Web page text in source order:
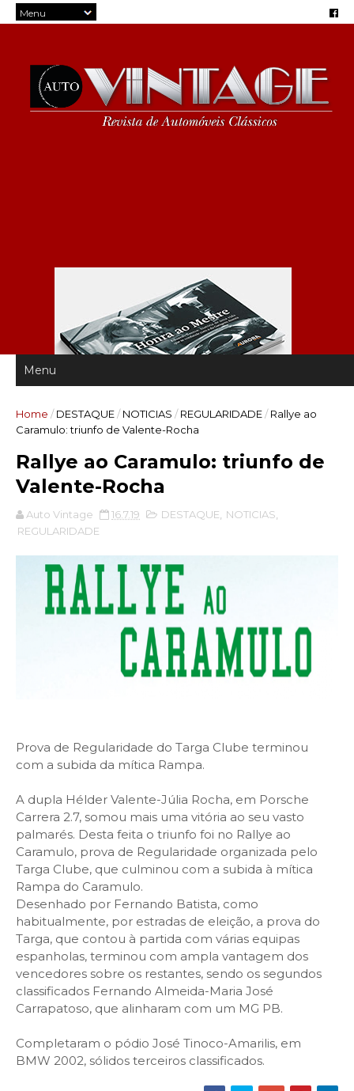
Home / DESTAQUE/ NOTICIAS / REGULARIDADE/ Rallye ao
Caramulo: triunfo de Valente-Rocha
Rallye ao Caramulo: triunfo de
Valente-Rocha
Auto Vintage 16.7.19 DESTAQUE NOTICIAS
REGULARIDADE
Prova de Regularidade do Targa Clube terminou
com a subida da mítica Rampa.
A dupla Hélder Valente-Júlia Rocha, em Porsche
Carrera 2.7, somou mais uma vitória ao seu vasto
palmarés. Desta feita o triunfo foi no Rallye ao
Caramulo, prova de Regularidade organizada pelo
Targa Clube, que culminou com a subida à mítica
Rampa do Caramulo.
Desenhado por Fernando Batista, como
habitualmente, por estradas de eleição, a prova do
Targa, que contou à partida com várias equipas
espanholas, terminou com ampla vantagem dos
vencedores sobre os restantes, sendo os segundos
classificados Fernando Almeida-Maria José
Carrapatoso, que alinharam com um MG PB.
Completaram o pódio José Tinoco-Amarilis, em
BMW 2002, sólidos terceiros classificados.